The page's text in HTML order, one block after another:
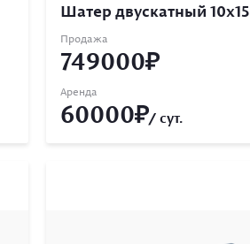
Шатер двускатный 10х15
Продажа
749000
Аренда
60000 / сут.